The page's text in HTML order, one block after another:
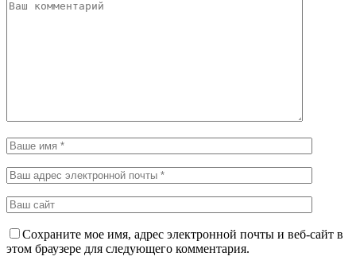
Сохраните мое имя, адрес электронной почты и веб-сайт в
этом браузере для следующего комментария.